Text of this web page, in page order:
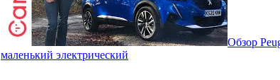
Обзор
маленький электрический